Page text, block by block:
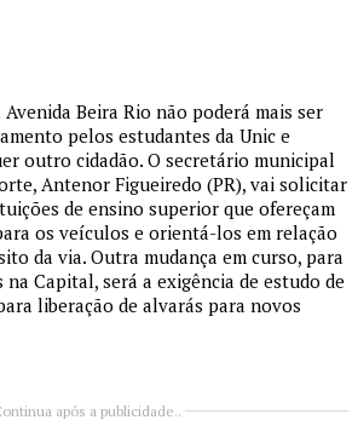
Beira Rio não poderá mais ser
pelos estudantes da Unic e
outro cidadão. O secretário municipal
Antenor Figueiredo (PR), vai solicitar
de ensino superior que ofereçam
os veículos e orientá-los em relação
da via. Outra mudança em curso, para
Capital, será a exigência de estudo de
liberação de alvarás para novos
após a publicidade..